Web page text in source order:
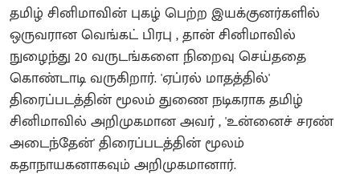
தமிழ் சினிமாவின் புகழ் பெற்ற இயக்குனர்களில்
ஒருவரான வெங்கட் பிரபு , தான் சினிமாவில்
நுழைந்து 20 வருடங்களை நிறைவு செய்ததை
கொண்டாடி வருகிறார். 'ஏப்ரல் மாதத்தில்'
திரைப்படத்தின் மூலம் துணை நடிகராக தமிழ்
சினிமாவில் அறிமுகமான அவர் , 'உன்னைச் சரண்
அடைந்தேன்' திரைப்படத்தின் மூலம்
கதாநாயகனாகவும் அறிமுகமானார்.